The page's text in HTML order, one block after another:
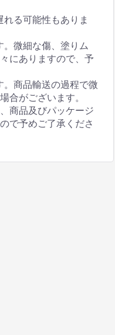
る可能性もありま
微細な傷、塗りム
にありますので、予
商品輸送の過程で微
合がございます。
商品及びパッケージ
で予めご了承くださ